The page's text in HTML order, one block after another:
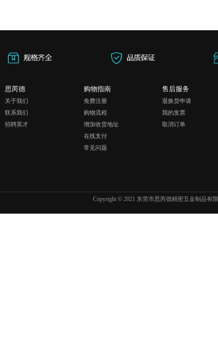
思芮德
关于我们
联系我们
招聘英才
购物指南
免费注册
购物流程
增加收货地址
在线支付
常见问题
售后服务
退换货申请
我的发票
取消订单
Copyright © 2021 东莞市思芮德精密五金制品有